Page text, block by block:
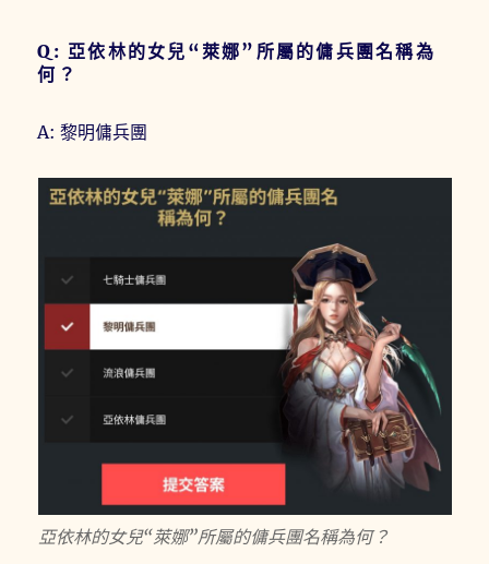
Q: 亞依林的女兒“萊娜”所屬的傭兵團名稱為
何？
A: 黎明傭兵團
亞依林的女兒“萊娜”所屬的傭兵團名稱為何？